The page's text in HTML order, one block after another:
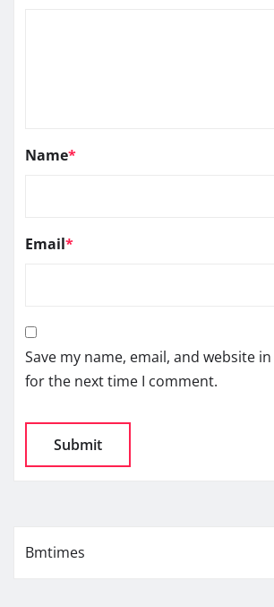
Name*
Email*
Save my name, email, and website
for the next time I comment.
Bmtimes